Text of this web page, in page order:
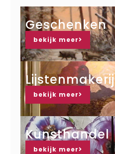
Geschenken
bekijk meer
Lijstenmakerij
bekijk meer
Kunsthandel
bekijk meer